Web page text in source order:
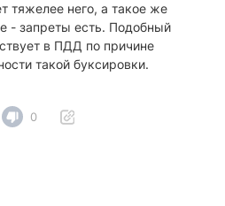
тяжелее него, а такое же
- запреты есть. Подобный
в ПДД по причине
такой буксировки.
0